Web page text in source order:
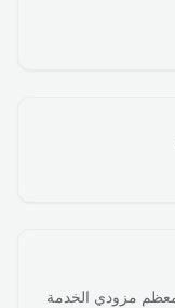
مزودي الخدمة